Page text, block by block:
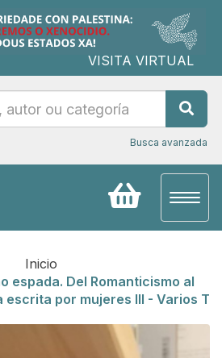
VISITA VIRTUAL
Busca avanzada
Inicio
espada. Del Romanticismo al
escrita por mujeres III - Varios T